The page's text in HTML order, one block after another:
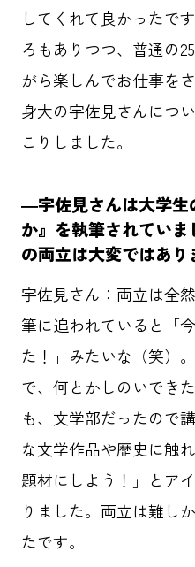
してくれて良かったで
ろもありつつ、普通の
がら楽しんでお仕事
身大の宇佐見さんにつ
こりしました。
―宇佐見さんは大学生
か』を執筆されてい
の両立は大変ではあ
宇佐見さん：両立は全
筆に追われていると「
た！」みたいな（笑）
で、何とかしのいでき
も、文学部だったので
な文学作品や歴史に触
題材にしよう！」とア
りました。両立は難し
たです。